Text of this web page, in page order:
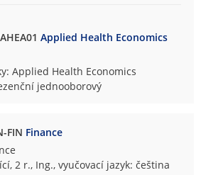
Applied Health Economics
Applied Health Economics
jednooborový
FIN Finance
2 r., Ing., vyučovací jazyk: čeština